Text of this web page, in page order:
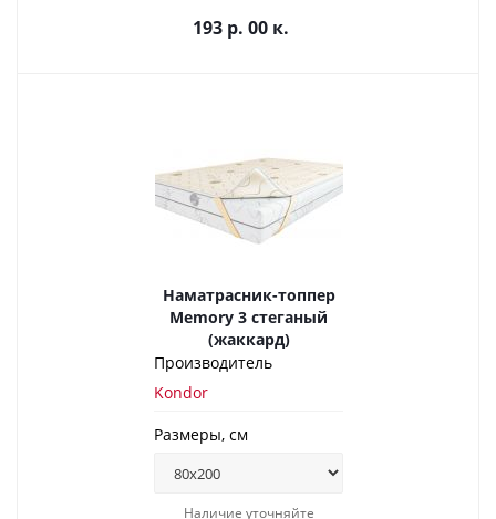
193 р. 00 к.
Наматрасник-топпер
Memory 3 стеганый
(жаккард)
Производитель
Kondor
Размеры, см
Наличие уточняйте